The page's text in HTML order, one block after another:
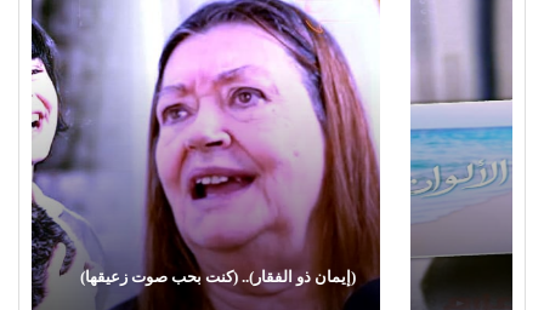
(إيمان ذو الفقار).. (كنت بحب صوت زعيقها)